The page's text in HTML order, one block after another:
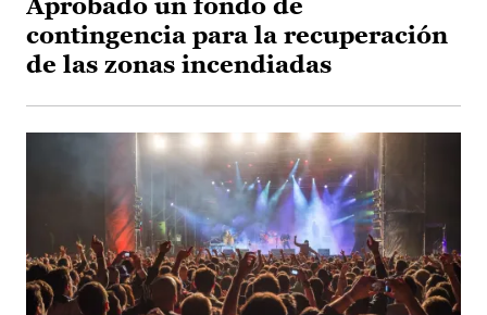
Aprobado un fondo de
contingencia para la recuperación
de las zonas incendiadas